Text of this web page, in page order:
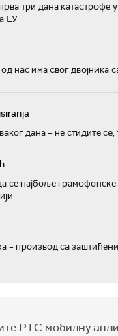
три дана катастрофе
ЕУ
нас има свог двојника
дана – не стидите се,
се најбоље
– производ са
РТС мобилну